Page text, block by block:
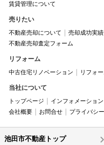
賃貸管理について
売りたい
不動産売却について 売却成功実
不動産売却査定フォーム
リフォーム
中古住宅リノベーション リフォ
当社について
トップページ インフォメーション
会社概要
お問合せ プライバシ
池田市不動産トップ